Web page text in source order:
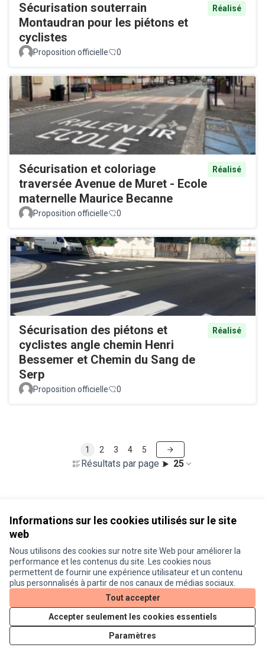
Informations sur les cookies utilisés sur le site
web
Nous utilisons des cookies sur notre site Web pour améliorer la
performance et les contenus du site. Les cookies nous
permettent de fournir une expérience utilisateur et un contenu
plus personnalisés à partir de nos canaux de médias sociaux.
Tout accepter
Accepter seulement les cookies essentiels
Paramètres
Sécurisation souterrain
Montaudran pour les piétons et
cyclistes
Réalisé
Proposition officielle 0
Sécurisation et coloriage
traversée Avenue de Muret - Ecole
maternelle Maurice Becanne
Réalisé
Proposition officielle 0
Sécurisation des piétons et
cyclistes angle chemin Henri
Bessemer et Chemin du Sang de
Serp
Réalisé
Proposition officielle 0
Résultats par page : 25
1 2 3 4 5
Conditions d'utilisation
Paramètres des cookies
Je participe ! sur X
(Lien externe)
Je participe ! sur Facebook
Je participe ! sur Instagram
Site réalisé grâce aulogiciel libre Decidim .
Licence
(Lien